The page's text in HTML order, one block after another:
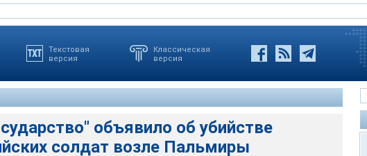
Текстовая
версия
Классическая
версия
объявило об убийстве
солдат возле Пальмиры
в РФ террористической организации "Исламское государство"
дня после приказа президента Владимира Путина о выводе
Владимир Путин, выступая в Георгиевском зале Кремля на